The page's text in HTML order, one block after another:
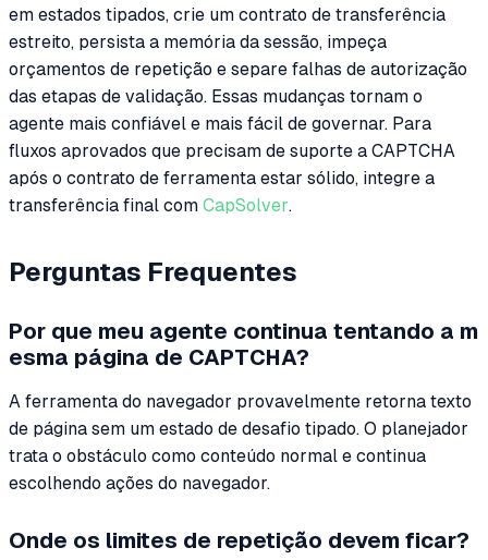
em estados tipados, crie um contrato de transferência
estreito, persista a memória da sessão, impeça
orçamentos de repetição e separe falhas de autorização
das etapas de validação. Essas mudanças tornam o
agente mais confiável e mais fácil de governar. Para
fluxos aprovados que precisam de suporte a CAPTCHA
após o contrato de ferramenta estar sólido, integre a
transferência final com CapSolver.
Perguntas Frequentes
Por que meu agente continua tentando a m
esma página de CAPTCHA?
A ferramenta do navegador provavelmente retorna texto
de página sem um estado de desafio tipado. O planejador
trata o obstáculo como conteúdo normal e continua
escolhendo ações do navegador.
Onde os limites de repetição devem ficar?